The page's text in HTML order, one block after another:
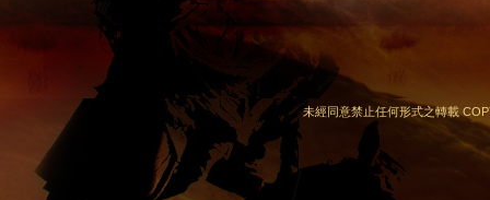
未經同意禁止任何形式之轉載